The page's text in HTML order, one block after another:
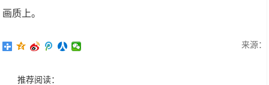
画质上。
来源：
推荐阅读：